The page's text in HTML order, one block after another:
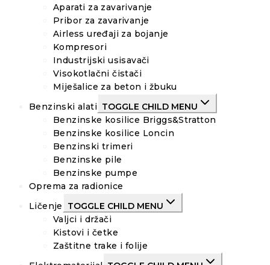
Aparati za zavarivanje
Pribor za zavarivanje
Airless uređaji za bojanje
Kompresori
Industrijski usisavači
Visokotlačni čistači
Miješalice za beton i žbuku
Benzinski alati TOGGLE CHILD MENU
Benzinske kosilice Briggs&Stratton
Benzinske kosilice Loncin
Benzinski trimeri
Benzinske pile
Benzinske pumpe
Oprema za radionice
Ličenje
TOGGLE CHILD MENU
Valjci i držači
Kistovi i četke
Zaštitne trake i folije